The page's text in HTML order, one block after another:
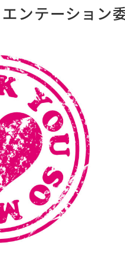
ンテーション